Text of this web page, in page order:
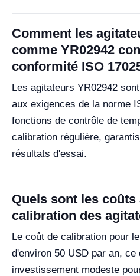
Comment les
comme YR02942
conformité ISO
Les agitateurs YR02942
aux exigences de la norme
fonctions de contrôle de
calibration régulière,
résultats d'essai.
Quels sont les coûts
calibration des
Le coût de calibration pour
d'environ 50 USD par an, ce
investissement modeste